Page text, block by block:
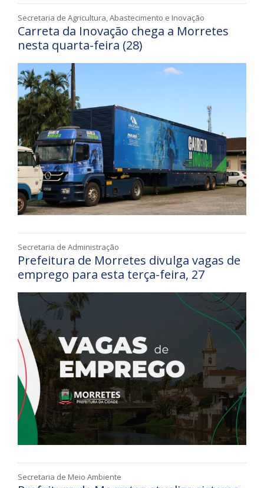
Secretaria de Agricultura, Abastecimento e Inovação
Carreta da Inovação chega a Morretes
nesta quarta-feira (28)
Secretaria de Administração
Prefeitura de Morretes divulga vagas de
emprego para esta terça-feira, 27
Secretaria de Meio Ambiente